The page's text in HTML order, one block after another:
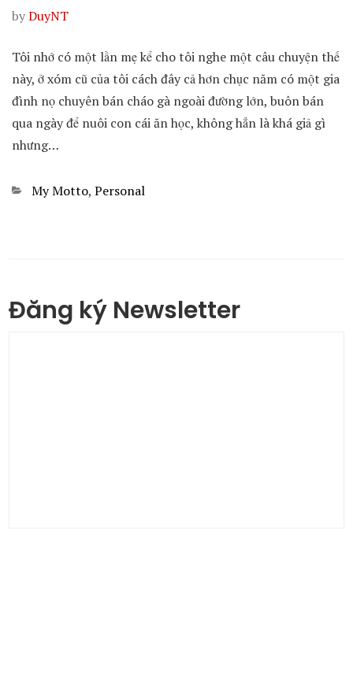
byDuyNT
Tôi nhớ có một lần mẹ kể cho tôi nghe một câu chuyện thế
này, ở xóm cũ của tôi cách đây cả hơn chục năm có một gia
đình nọ chuyên bán cháo gà ngoài đường lớn, buôn bán
qua ngày để nuôi con cái ăn học, không hẳn là khá giả gì
nhưng…
Categories
My Motto, Personal
Đăng ký Newsletter